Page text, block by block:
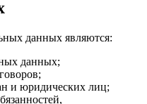
данных являются:
данных;
и юридических лиц;